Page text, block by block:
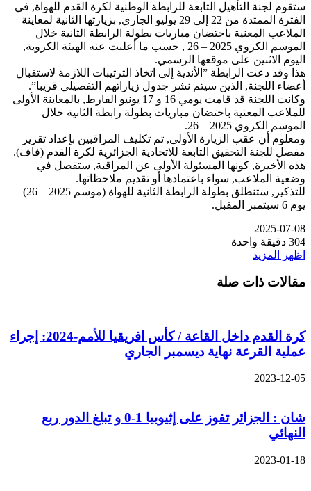
ستقوم لجنة التأهيل التابعة للرابطة الوطنية لكرة القدم للهواة, في
الفترة الممتدة من 22 إلى 29 يوليو الجاري, بزيارتها الثانية لمعاينة
الملاعب المعنية باحتضان مباريات بطولة الرابطة الثانية خلال
الموسم الكروي 2025 – 26 , حسب ما أعلنت عنه الهيئة الكروية,
اليوم الاثنين على موقعها الرسمي.
هذا وقد دعت الرابطة ”الأندية إلى اتخاذ الترتيبات اللازمة لاستقبال
أعضاء اللجنة, الذين سيتم نشر جدول زياراتهم التفصيلي قريبا”.
وكانت اللجنة قد قامت يومي 16 و 17 يونيو الفارط, بالمعاينة الأولى
للملاعب المعنية باحتضان مباريات بطولة رابطة الثانية خلال
الموسم الكروي 2025 – 26.
ومعلوم أن عقب الزيارة الأولى, تم تكليف المراقبين بإعداد تقرير
مفصل للجنة التحقيق التابعة للاتحادية الجزائرية لكرة القدم (فاف).
هذه الأخيرة, كونها المسئولة الأولى عن المراقبة, ستفصل في
وضعية الملاعب, سواء باعتمادها أو تقديم ملاحظاتها.
للتذكير, ستنطلق بطولة الرابطة الثانية للهواة (موسم 2025 – 26)
يوم 6 سبتمبر المقبل.
2025-07-08
304 دقيقة واحدة
اظهر المزيد
مقالات ذات صلة
كرة القدم داخل القاعة / كأس افريقيا للأمم-2024: إجراء
عملية القرعة نهاية ديسمبر الجاري
2023-12-05
شان : الجزائر تفوز على إثيوبيا 1-0 و تبلغ الدور ربع
النهائي
2023-01-18